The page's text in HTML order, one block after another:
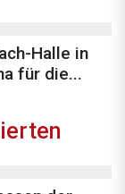
Halle in
für die...